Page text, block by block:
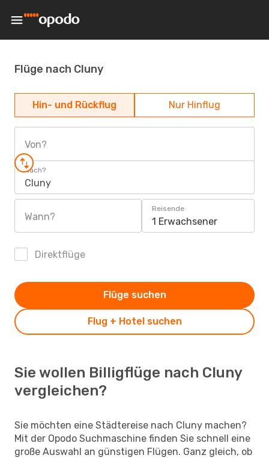
Flüge nach Cluny
Hin- und Rückflug Nur Hinflug
Von?
Nach?
Cluny
Wann?
Reisende
1 Erwachsener
Direktflüge
Flug + Hotel suchen
Flüge suchen
Sie wollen Billigflüge nach Cluny
vergleichen?
Sie möchten eine Städtereise nach Cluny machen?
Mit der Opodo Suchmaschine finden Sie schnell eine
große Auswahl an günstigen Flügen. Ganz gleich, ob